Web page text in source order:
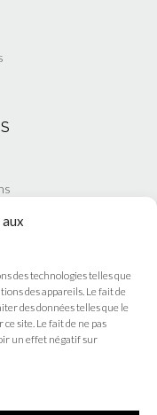
des technologies telles que
des appareils. Le fait de
des données telles que le
site. Le fait de ne pas
un effet négatif sur